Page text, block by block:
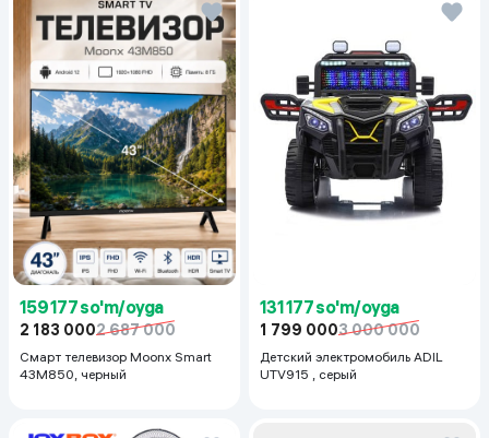
159 177 so'm/oyga
2 183 0002 687 000
Смарт телевизор Moonx Smart
43M850, черный
131 177 so'm/oyga
1 799 0003 000 000
Детский электромобиль ADIL
UTV915 , серый